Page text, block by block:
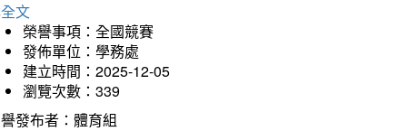
文
榮譽事項：全國競賽
發佈單位：學務處
建立時間：2025-12-05
瀏覽次數：339
發布者：體育組